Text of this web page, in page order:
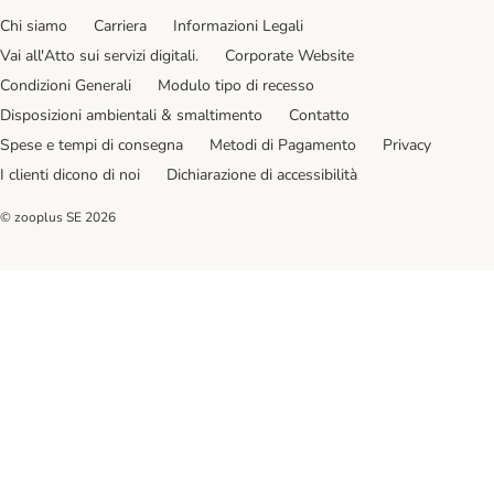
Chi siamo Carriera
Informazioni Legali
Vai all'Atto sui servizi digitali.
Corporate Website
Condizioni Generali
Modulo tipo di recesso
Disposizioni ambientali & smaltimento
Contatto
Spese e tempi di consegna
Metodi di Pagamento
Privacy
I clienti dicono di noi
Dichiarazione di accessibilità
© zooplus SE 2026